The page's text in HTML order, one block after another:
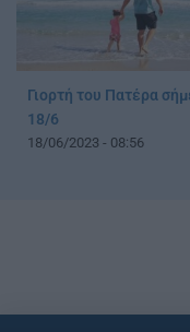
Γιορτή του Πατέρα
18/6
18/06/2023 - 08:56